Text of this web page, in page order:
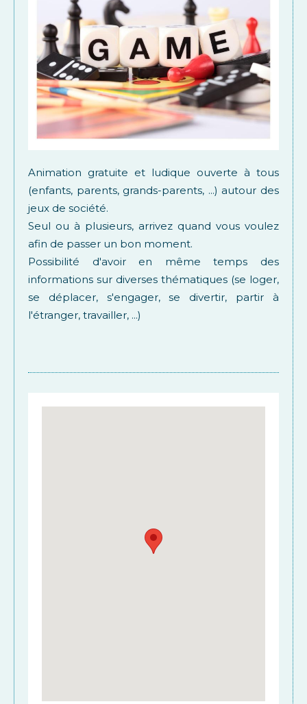
Animation gratuite et ludique ouverte à tous
(enfants, parents, grands-parents, ...) autour des
jeux de société.
Seul ou à plusieurs, arrivez quand vous voulez
afin de passer un bon moment.
Possibilité d'avoir en même temps des
informations sur diverses thématiques (se loger,
se déplacer, s'engager, se divertir, partir à
l'étranger, travailler, ...)